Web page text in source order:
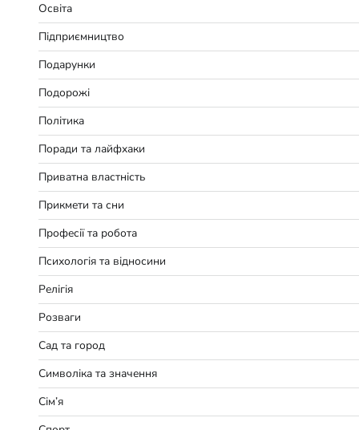
Освіта
Підприємництво
Подарунки
Подорожі
Політика
Поради та лайфхаки
Приватна властність
Прикмети та сни
Професії та робота
Психологія та відносини
Релігія
Розваги
Сад та город
Символіка та значення
Сім’я